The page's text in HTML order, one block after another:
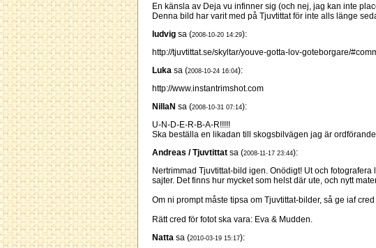
En känsla av Deja vu infinner sig (och nej, jag kan inte
Denna bild har varit med på Tjuvtittat för inte alls länge
ludvig sa (2008-10-20 14:29):
http://tjuvtittat.se/skyltar/youve-gotta-lov-goteborgare/
Luka sa (2008-10-24 16:04):
http://www.instantrimshot.com
NillaN sa (2008-10-31 07:14):
U-N-D-E-R-B-A-R!!!!!
Ska beställa en likadan till skogsbilvägen jag är ordförande
Andreas / Tjuvtittat sa (2008-11-17 23:44):
Nertrimmad Tjuvtittat-bild igen. Onödigt! Ut och
sajter. Det finns hur mycket som helst där ute, och nytt
Om ni prompt måste tipsa om Tjuvtittat-bilder, så ge iaf
Rätt cred för fotot ska vara: Eva & Mudden.
Natta sa (2010-03-19 15:17):